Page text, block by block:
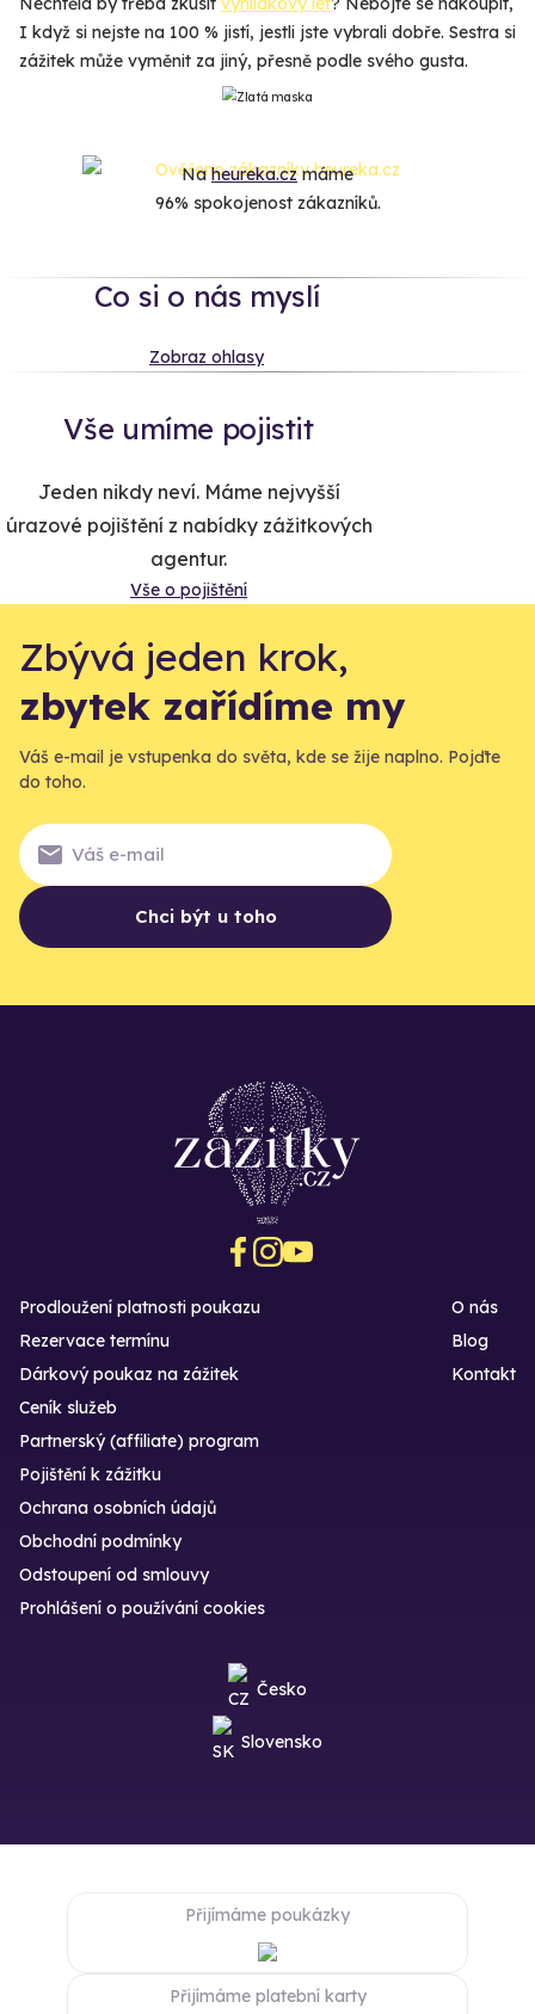
I když si nejste na 100 % jistí, jestli jste vybrali dobře. Sestra si
zážitek může vyměnit za jiný, přesně podle svého gusta.
Naheureka.czmáme
96% spokojenost zákazníků.
Co si o nás myslí
Zobraz ohlasy
Vše umíme pojistit
Jeden nikdy neví. Máme nejvyšší
úrazové pojištění z nabídky zážitkových
agentur.
Vše o pojištění
Zbývá jeden krok,
zbytek zařídíme my
Váš e-mail je vstupenka do světa, kde se žije naplno. Pojďte
do toho.
Chci být u toho
Prodloužení platnosti poukazu
Rezervace termínu
Dárkový poukaz na zážitek
O nás
Blog
Kontakt
Ceník služeb
Partnerský (affiliate) program
Pojištění k zážitku
Ochrana osobních údajů
Obchodní podmínky
Odstoupení od smlouvy
Prohlášení o používání cookies
Česko
Slovensko
Přijímáme poukázky
Přijímáme platební karty